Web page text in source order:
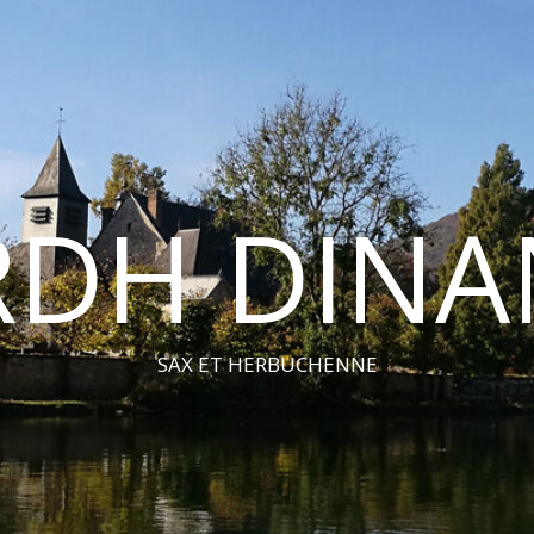
SAX ET HERBUCHENNE